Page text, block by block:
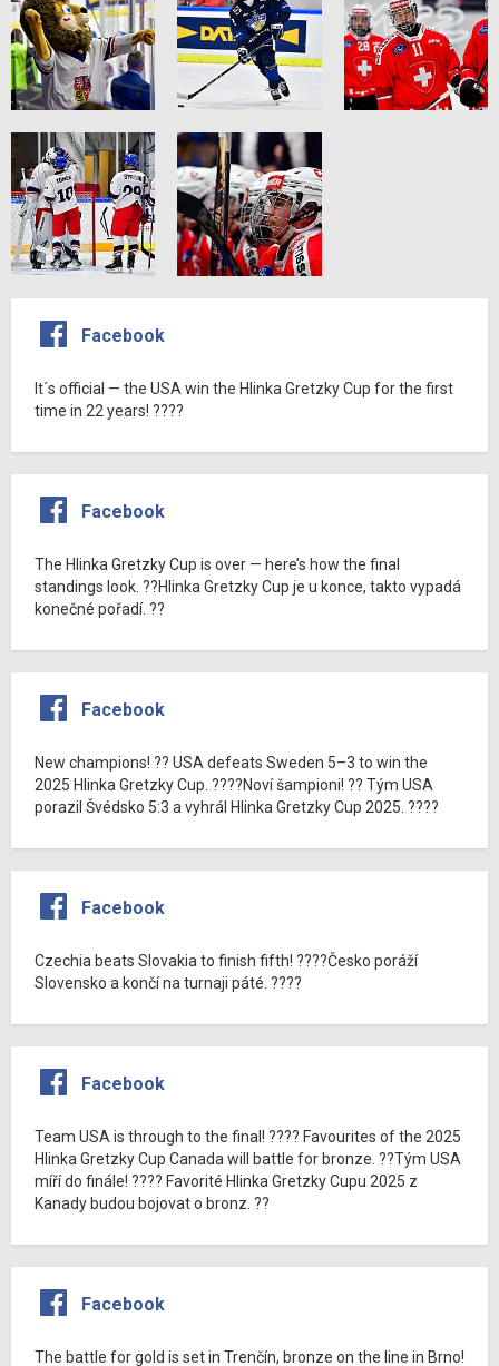
Facebook
It´s official — the USA win the Hlinka Gretzky Cup for the first
time in 22 years! ????
Facebook
The Hlinka Gretzky Cup is over — here’s how the final
standings look. ??Hlinka Gretzky Cup je u konce, takto vypadá
konečné pořadí. ??
Facebook
New champions! ?? USA defeats Sweden 5–3 to win the
2025 Hlinka Gretzky Cup. ????Noví šampioni! ?? Tým USA
porazil Švédsko 5:3 a vyhrál Hlinka Gretzky Cup 2025. ????
Facebook
Czechia beats Slovakia to finish fifth! ????Česko poráží
Slovensko a končí na turnaji páté. ????
Facebook
Team USA is through to the final! ???? Favourites of the 2025
Hlinka Gretzky Cup Canada will battle for bronze. ??Tým USA
míří do finále! ???? Favorité Hlinka Gretzky Cupu 2025 z
Kanady budou bojovat o bronz. ??
Facebook
The battle for gold is set in Trenčín, bronze on the line in Brno!